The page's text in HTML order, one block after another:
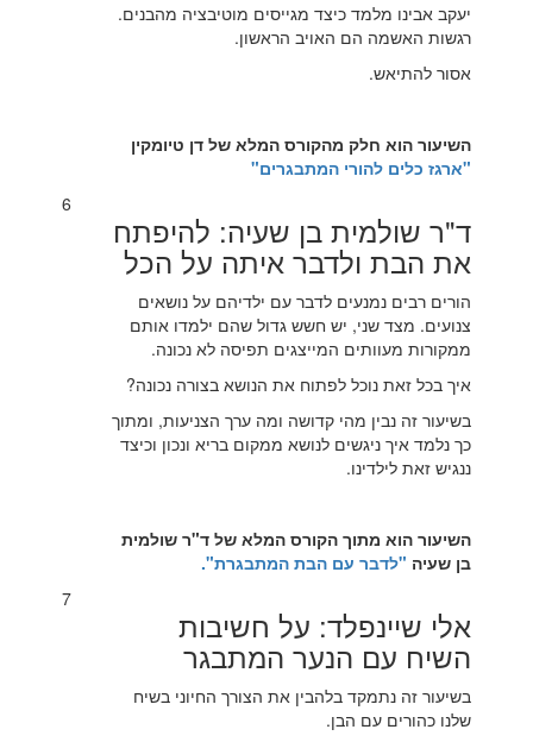
יעקב אבינו מלמד כיצד מגייסים מוטיבציה מהבנים.
רגשות האשמה הם האויב הראשון.
אסור להתיאש.
השיעור הוא חלק מהקורס המלא של דן טיומקין
"ארגז כלים להורי המתבגרים"
6
ד"ר שולמית בן שעיה: להיפתח
את הבת ולדבר איתה על הכל
הורים רבים נמנעים לדבר עם ילדיהם על נושאים
צנועים. מצד שני, יש חשש גדול שהם ילמדו אותם
ממקורות מעוותים המייצגים תפיסה לא נכונה.
איך בכל זאת נוכל לפתוח את הנושא בצורה נכונה?
בשיעור זה נבין מהי קדושה ומה ערך הצניעות, ומתוך
כך נלמד איך ניגשים לנושא ממקום בריא ונכון וכיצד
ננגיש זאת לילדינו.
השיעור הוא מתוך הקורס המלא של ד"ר שולמית
בן שעיה "לדבר עם הבת המתבגרת".
7
אלי שיינפלד: על חשיבות
השיח עם הנער המתבגר
בשיעור זה נתמקד בלהבין את הצורך החיוני בשיח
שלנו כהורים עם הבן.